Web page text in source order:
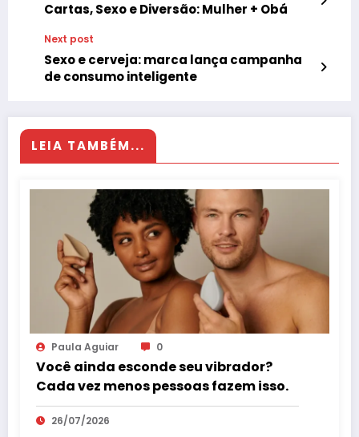
Cartas, Sexo e Diversão: Mulher + Obá
Next post
Sexo e cerveja: marca lança campanha
de consumo inteligente
LEIA TAMBÉM...
Paula Aguiar 0
Você ainda esconde seu vibrador?
Cada vez menos pessoas fazem isso.
26/07/2026